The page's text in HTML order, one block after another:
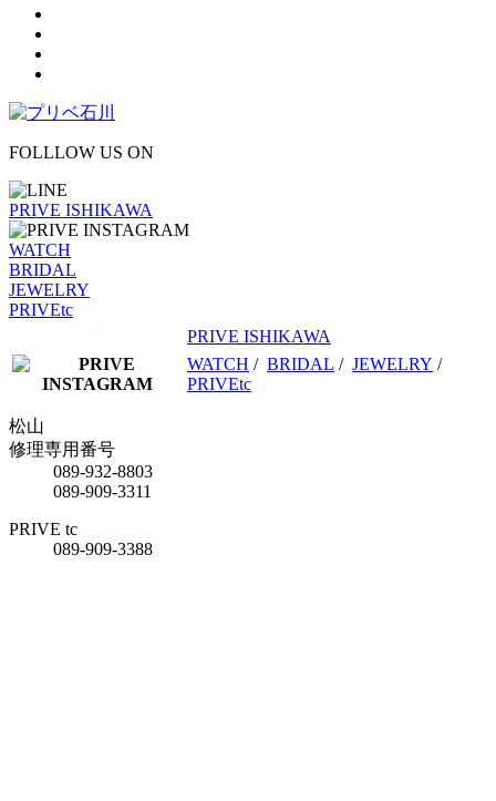
FOLLLOW US ON
PRIVE ISHIKAWA
WATCH
BRIDAL
JEWELRY
PRIVEtc
PRIVE ISHIKAWA
WATCH / BRIDAL / JEWELRY /
PRIVEtc
松山
修理専用番号
089-932-8803
089-909-3311
PRIVE tc
089-909-3388